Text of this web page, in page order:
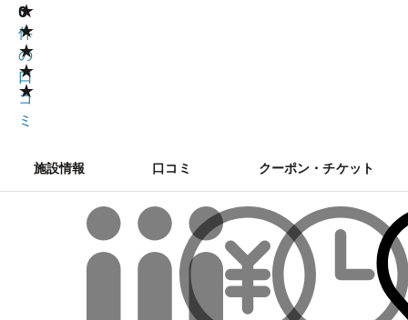
★
★
★
★
★
0
0
件
の
口
コ
ミ
施設情報 口コミ クーポン・チケット